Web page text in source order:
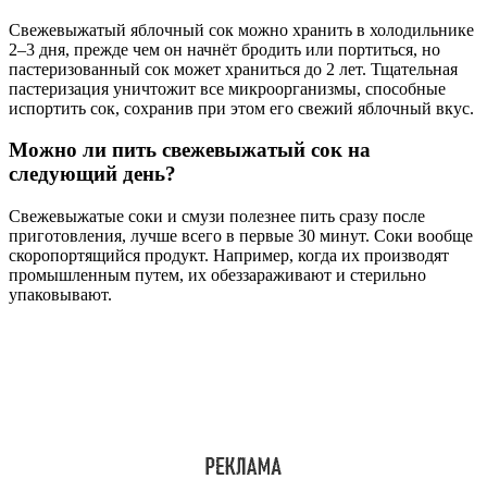
Свежевыжатый яблочный сок можно хранить в холодильнике
2–3 дня, прежде чем он начнёт бродить или портиться, но
пастеризованный сок может храниться до 2 лет. Тщательная
пастеризация уничтожит все микроорганизмы, способные
испортить сок, сохранив при этом его свежий яблочный вкус.
Можно ли пить свежевыжатый сок на
следующий день?
Свежевыжатые соки и смузи полезнее пить сразу после
приготовления, лучше всего в первые 30 минут. Соки вообще
скоропортящийся продукт. Например, когда их производят
промышленным путем, их обеззараживают и стерильно
упаковывают.